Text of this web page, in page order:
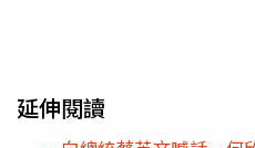
延伸閱讀